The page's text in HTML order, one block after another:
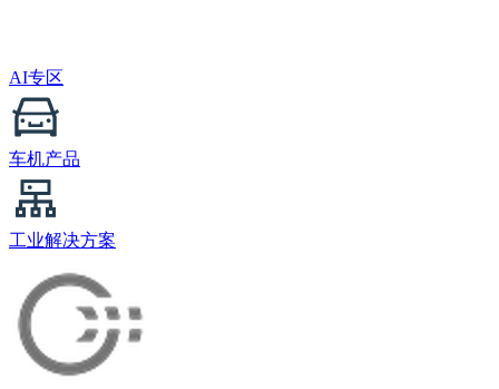
AI专区
车机产品
工业解决方案